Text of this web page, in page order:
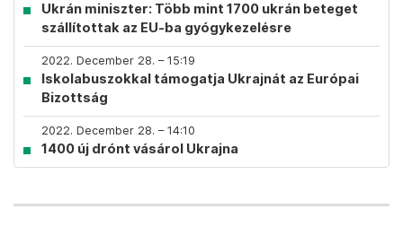
Ukrán miniszter: Több mint 1700 ukrán beteget
szállítottak az EU-ba gyógykezelésre
2022. December 28. – 15:19
Iskolabuszokkal támogatja Ukrajnát az Európai
Bizottság
2022. December 28. – 14:10
1400 új drónt vásárol Ukrajna